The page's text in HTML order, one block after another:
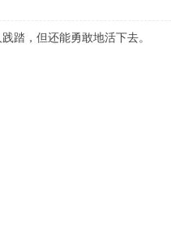
踏，但还能勇敢地活下去。